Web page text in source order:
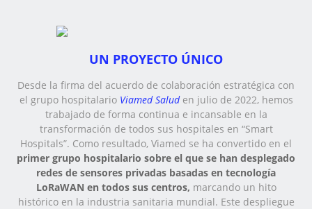
UN PROYECTO ÚNICO
Desde la firma del acuerdo de colaboración estratégica con
el grupo hospitalario Viamed Saluden julio de 2022, hemos
trabajado de forma continua e incansable en la
transformación de todos sus hospitales en “Smart
Hospitals”. Como resultado, Viamed se ha convertido en el
primer grupo hospitalario sobre el que se han desplegado
redes de sensores privadas basadas en tecnología
LoRaWAN en todos sus centros, marcando un hito
histórico en la industria sanitaria mundial. Este despliegue